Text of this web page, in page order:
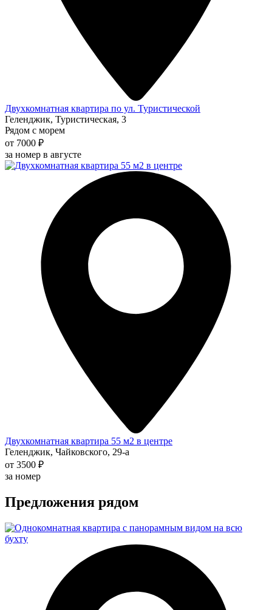
Двухкомнатная квартира по ул. Туристической
Геленджик, Туристическая, 3
Рядом с морем
от 7000 ₽
за номер в августе
Двухкомнатная квартира 55 м2 в центре
Геленджик, Чайковского, 29-а
от 3500 ₽
за номер
Предложения рядом